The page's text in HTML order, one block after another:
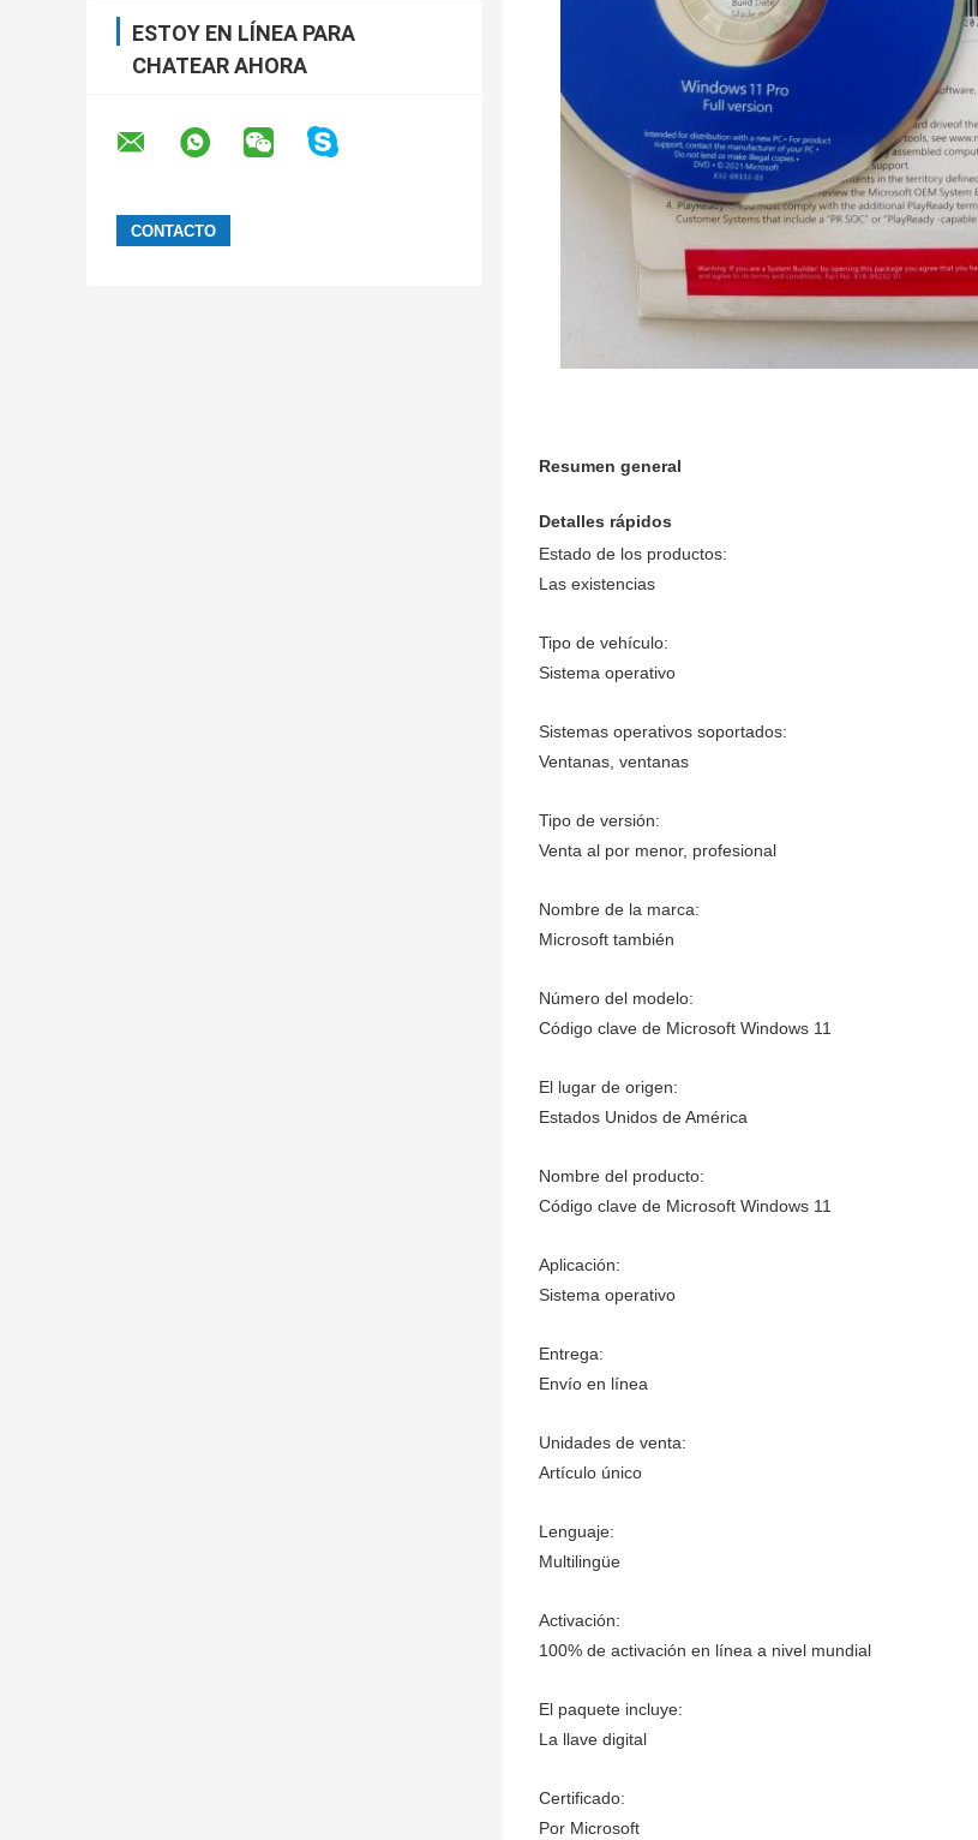
ESTOY EN LÍNEA PARA
CHATEAR AHORA
Resumen general
Detalles rápidos
Estado de los productos:
Las existencias
Tipo de vehículo:
Sistema operativo
Sistemas operativos soportados:
Ventanas, ventanas
Tipo de versión:
Venta al por menor, profesional
Nombre de la marca:
Microsoft también
Número del modelo:
Código clave de Microsoft Windows 11
El lugar de origen:
Estados Unidos de América
Nombre del producto:
Código clave de Microsoft Windows 11
Aplicación:
Sistema operativo
Entrega:
Envío en línea
Unidades de venta:
Artículo único
Lenguaje:
Multilingüe
Activación:
100% de activación en línea a nivel mundial
El paquete incluye:
La llave digital
Certificado:
Por Microsoft